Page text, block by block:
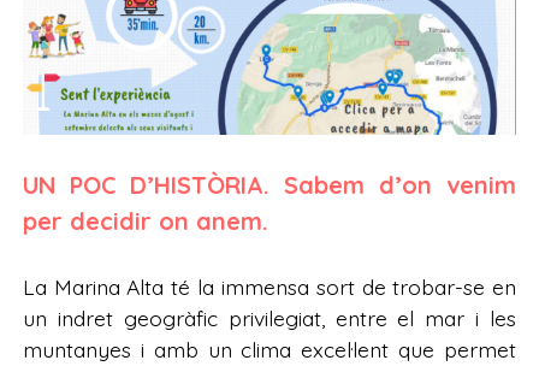
UN POC D’HISTÒRIA. Sabem d’on venim
per decidir on anem.
La Marina Alta té la immensa sort de trobar-se en
un indret geogràfic privilegiat, entre el mar i les
muntanyes i amb un clima excel·lent que permet